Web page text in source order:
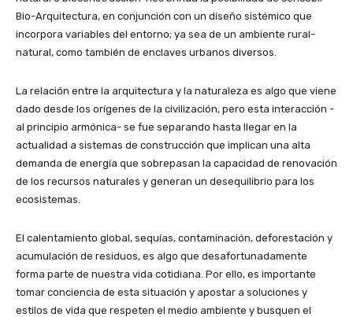
Bio-Arquitectura, en conjunción con un diseño sistémico que
incorpora variables del entorno; ya sea de un ambiente rural-
natural, como también de enclaves urbanos diversos.
La relación entre la arquitectura y la naturaleza es algo que viene
dado desde los orígenes de la civilización, pero esta interacción -
al principio armónica- se fue separando hasta llegar en la
actualidad a sistemas de construcción que implican una alta
demanda de energía que sobrepasan la capacidad de renovación
de los recursos naturales y generan un desequilibrio para los
ecosistemas.
El calentamiento global, sequías, contaminación, deforestación y
acumulación de residuos, es algo que desafortunadamente
forma parte de nuestra vida cotidiana. Por ello, es importante
tomar conciencia de esta situación y apostar a soluciones y
estilos de vida que respeten el medio ambiente y busquen el